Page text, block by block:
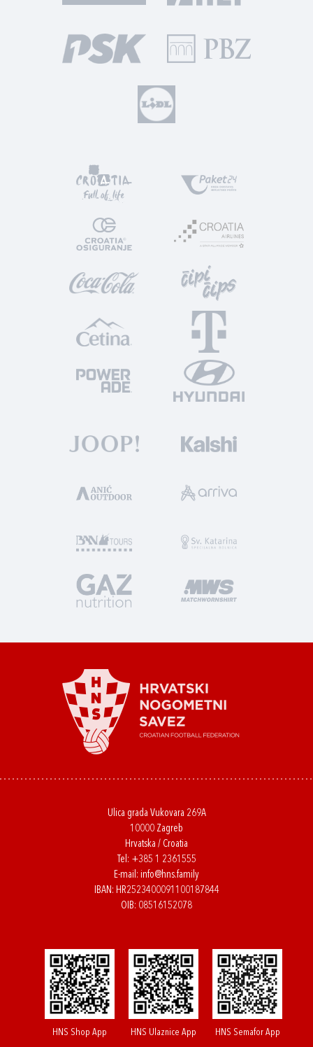
Ulica grada Vukovara 269A
10000 Zagreb
Hrvatska / Croatia
Tel: +385 1 2361555
E-mail: info@hns.family
IBAN: HR2523400091100187844
OIB: 08516152078
HNS Shop App HNS Ulaznice App HNS Semafor App